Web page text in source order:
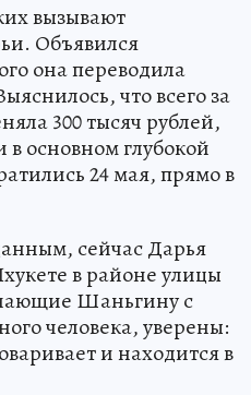
вызывают
Объявился
она переводила
что всего за
300 тысяч рублей,
основном глубокой
24 мая, прямо в
сейчас Дарья
в районе улицы
Шаньгину с
человека, уверены:
и находится в